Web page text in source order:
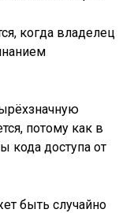
когда владелец
потому как в
кода доступа от
быть случайно